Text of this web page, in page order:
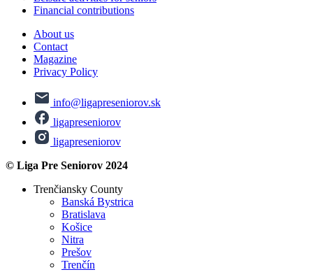
Financial contributions
About us
Contact
Magazine
Privacy Policy
info@ligapreseniorov.sk
ligapreseniorov
ligapreseniorov
© Liga Pre Seniorov 2024
Trenčiansky County
Banská Bystrica
Bratislava
Košice
Nitra
Prešov
Trenčín